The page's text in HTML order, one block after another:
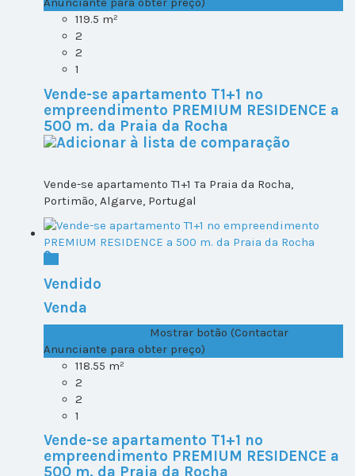
119.5 m²
2
2
1
Vende-se apartamento T1+1 no
empreendimento PREMIUM RESIDENCE a
500 m. da Praia da Rocha
Vende-se apartamento T1+1 тa Praia da Rocha,
Portimão, Algarve, Portugal
Vendido
Venda
Mostrar botão (Contactar
Anunciante para obter preço)
118.55 m²
2
2
1
Vende-se apartamento T1+1 no
empreendimento PREMIUM RESIDENCE a
500 m. da Praia da Rocha